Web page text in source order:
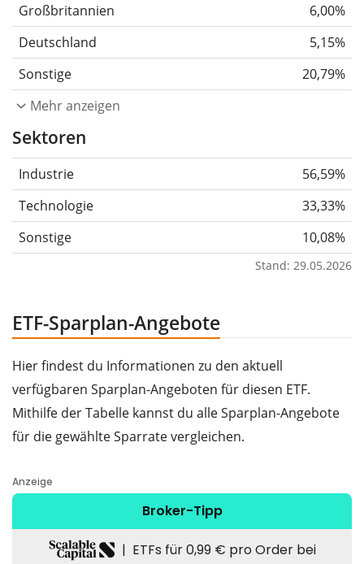
Großbritannien
6,00%
Deutschland
5,15%
Sonstige
20,79%
Mehr anzeigen
Sektoren
Industrie
56,59%
Technologie
33,33%
Sonstige
10,08%
Stand: 29.05.2026
ETF-Sparplan-Angebote
Hier findest du Informationen zu den aktuell
verfügbaren Sparplan-Angeboten für diesen ETF.
Mithilfe der Tabelle kannst du alle Sparplan-Angebote
für die gewählte Sparrate vergleichen.